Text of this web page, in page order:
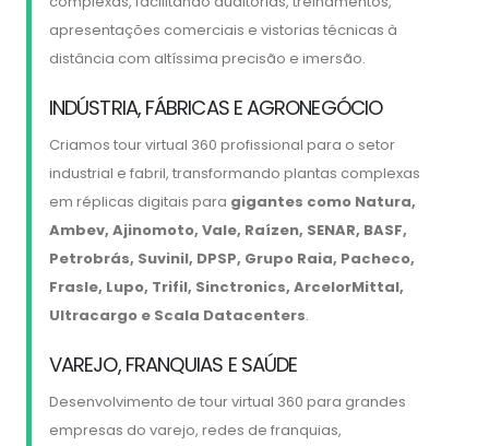
apresentações comerciais e vistorias técnicas à
distância com altíssima precisão e imersão.
INDÚSTRIA, FÁBRICAS E AGRONEGÓCIO
Criamos tour virtual 360 profissional para o setor
industrial e fabril, transformando plantas complexas
em réplicas digitais para gigantes como Natura,
Ambev, Ajinomoto, Vale, Raízen, SENAR, BASF,
Petrobrás, Suvinil, DPSP, Grupo Raia, Pacheco,
Frasle, Lupo, Trifil, Sinctronics, ArcelorMittal,
Ultracargo e Scala Datacenters.
VAREJO, FRANQUIAS E SAÚDE
Desenvolvimento de tour virtual 360 para grandes
empresas do varejo, redes de franquias,